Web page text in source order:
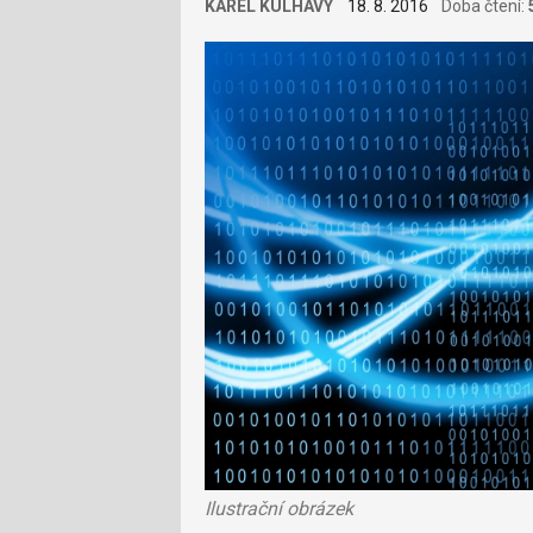
KAREL KULHAVÝ 18. 8. 2016 Doba čtení:
Ilustrační obrázek